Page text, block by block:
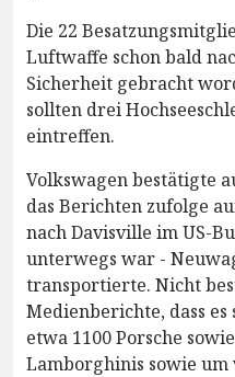
Die 22
Luftwaffe schon bald
Sicherheit gebracht
sollten drei
eintreffen.
Volkswagen bestätigte
das Berichten zufolge
nach Davisville im US-
unterwegs war -
transportierte. Nicht
Medienberichte, dass
etwa 1100 Porsche
Lamborghinis sowie um